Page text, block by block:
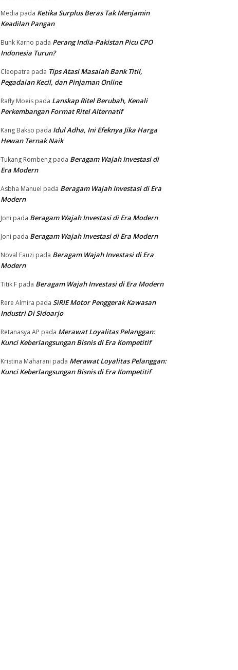
Media pada Ketika Surplus Beras Tak Menjamin
Keadilan Pangan
Bunk Karno pada Perang India-Pakistan Picu CPO
Indonesia Turun?
Cleopatra pada Tips Atasi Masalah Bank Titil,
Pegadaian Kecil, dan Pinjaman Online
Rafly Moeis pada Lanskap Ritel Berubah, Kenali
Perkembangan Format Ritel Alternatif
Kang Bakso pada Idul Adha, Ini Efeknya Jika Harga
Hewan Ternak Naik
Tukang Rombeng pada Beragam Wajah Investasi di
Era Modern
Asbha Manuel pada Beragam Wajah Investasi di Era
Modern
Joni pada Beragam Wajah Investasi di Era Modern
Joni pada Beragam Wajah Investasi di Era Modern
Noval Fauzi pada Beragam Wajah Investasi di Era
Modern
Titik F pada Beragam Wajah Investasi di Era Modern
Rere Almira pada SiRIE Motor Penggerak Kawasan
Industri Di Sidoarjo
Retanasya AP pada Merawat Loyalitas Pelanggan:
Kunci Keberlangsungan Bisnis di Era Kompetitif
Kristina Maharani pada Merawat Loyalitas Pelanggan:
Kunci Keberlangsungan Bisnis di Era Kompetitif